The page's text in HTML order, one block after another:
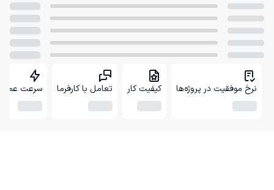
نرخ موفقیت در پروژه‌ها کیفیت کار تعامل با کارفرما سرعت عمل